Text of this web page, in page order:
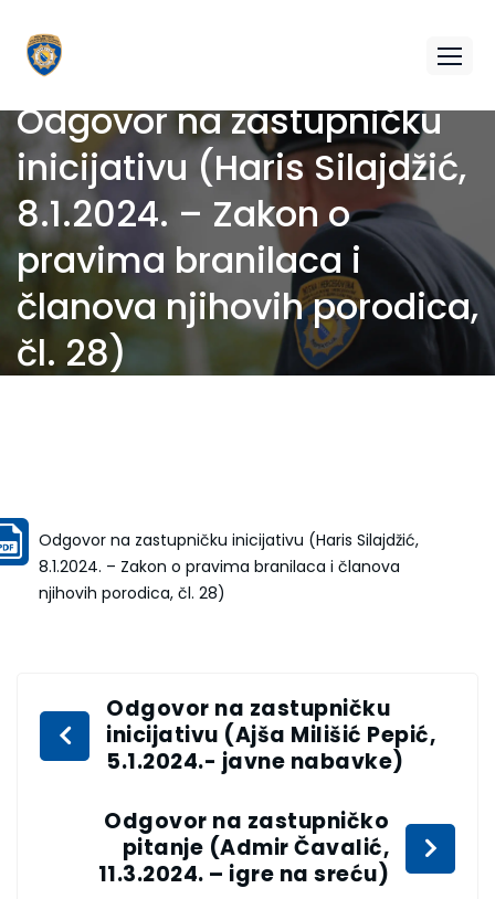
Odgovor na zastupničku
inicijativu (Haris Silajdžić,
8.1.2024. – Zakon o
pravima branilaca i
članova njihovih porodica,
čl. 28)
Odgovor na zastupničku inicijativu (Haris Silajdžić,
8.1.2024. – Zakon o pravima branilaca i članova
njihovih porodica, čl. 28)
Odgovor na zastupničku
inicijativu (Ajša Milišić Pepić,
5.1.2024.- javne nabavke)
Odgovor na zastupničko
pitanje (Admir Čavalić,
11.3.2024. – igre na sreću)